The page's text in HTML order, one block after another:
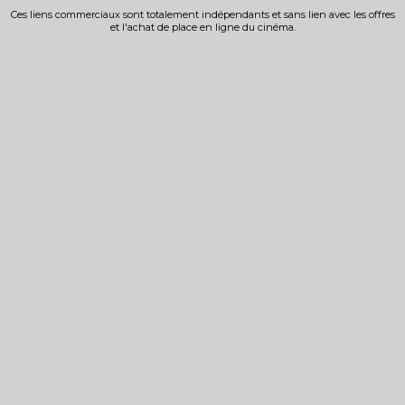
Ces liens commerciaux sont totalement indépendants et sans lien avec les offres
et l'achat de place en ligne du cinéma.